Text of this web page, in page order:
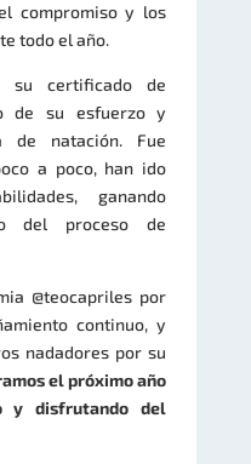
compromiso y los
todo el año.
su certificado de
de su esfuerzo y
de natación. Fue
a poco, han ido
ganando
del proceso de
@teocapriles por
continuo, y
nadadores por su
el próximo año
y disfrutando del